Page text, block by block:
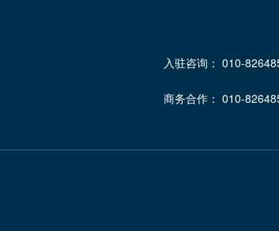
入驻咨询： 010-
商务合作： 010-